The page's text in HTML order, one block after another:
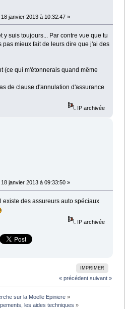
18 janvier 2013 à 10:32:47 »
y suis toujours... Par contre vue que tu
pas mieux fait de leurs dire que j'ai des
(ce qui m'étonnerais quand même
de clause d'annulation d'assurance
IP archivée
18 janvier 2013 à 09:33:50 »
existe des assureurs auto spéciaux
IP archivée
IMPRIMER
« précédent suivant »
sur la Moelle Epiniere »
les aides techniques »